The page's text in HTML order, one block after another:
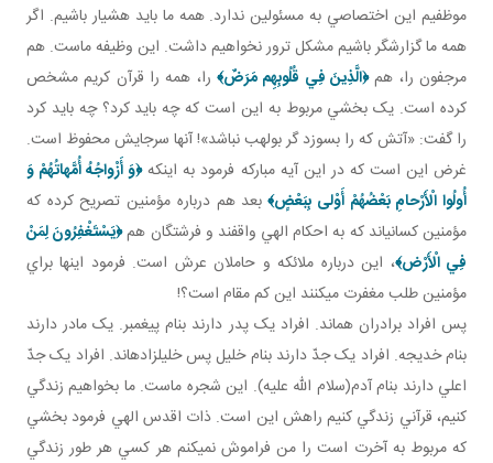
موظفيم اين اختصاصي به مسئولين ندارد. همه ما بايد هشيار باشيم. اگر
همه ما گزارشگر باشيم مشکل ترور نخواهيم داشت. اين وظيفه ماست. هم
مرجفون را، هم﴿الَّذِينَ فِي قُلُوبِهِم مَرَضٌ﴾ را، همه را قرآن کريم مشخص
کرده است. يک بخشي مربوط به اين است که چه بايد کرد؟ چه بايد کرد
را گفت: «آتش که را بسوزد گر بولهب نباشد»! آنها سرجايش محفوظ است.
غرض اين است که در اين آيه مبارکه فرمود به اينکه﴿وَ أَزْواجُهُ أُمَّهاتُهُمْ وَ
أُولُوا الْأَرْحامِ بَعْضُهُمْ أَوْلى‏ بِبَعْضٍ﴾ بعد هم درباره مؤمنين تصريح کرده که
مؤمنين کساني اند که به احکام الهي واقفند و فرشتگان هم﴿يَسْتَغْفِرُونَ لِمَنْ
فِي الْأَرْض‏﴾، اين درباره ملائکه و حاملان عرش است. فرمود اينها براي
مؤمنين طلب مغفرت مي کنند اين کم مقام است؟!
پس افراد برادران هم اند. افراد يک پدر دارند بنام پيغمبر. يک مادر دارند
بنام خديجه. افراد يک جدّ دارند بنام خليل پس خليل زاده اند. افراد يک جدّ
اعلي دارند بنام آدم(سلام الله عليه). اين شجره ماست. ما بخواهيم زندگي
کنيم، قرآني زندگي کنيم راهش اين است. ذات اقدس الهي فرمود بخشي
که مربوط به آخرت است را من فراموش نمي کنم هر کسي هر طور زندگي